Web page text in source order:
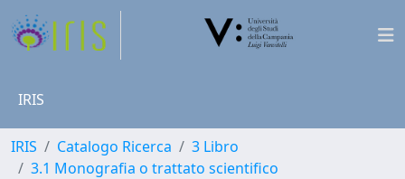
IRIS
IRIS Catalogo Ricerca
3 Libro
3.1 Monografia o trattato scientifico